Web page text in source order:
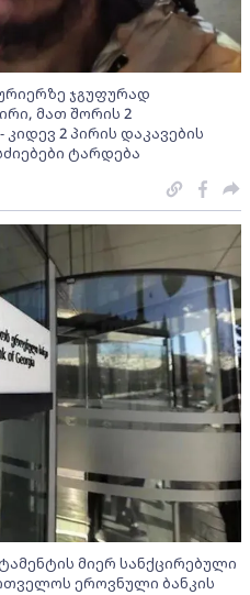
ჯგუფურად
მათ შორის 2
2 პირის დაკავების
ტარდება
მიერ სანქცირებული
ეროვნული ბანკის